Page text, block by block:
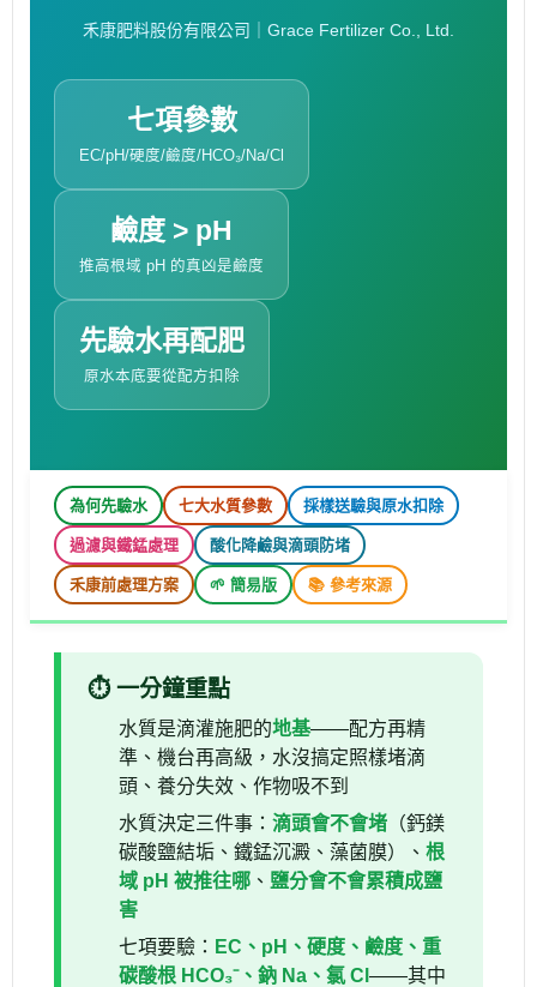
禾康肥料股份有限公司｜Grace Fertilizer Co., Ltd.
七項參數
EC/pH/硬度/鹼度/HCO₃/Na/Cl
鹼度 > pH
推高根域 pH 的真凶是鹼度
先驗水再配肥
原水本底要從配方扣除
為何先驗水 七大水質參數 採樣送驗與原水扣除
過濾與鐵錳處理 酸化降鹼與滴頭防堵
禾康前處理方案 🌱 簡易版 📚 參考來源
⏱ 一分鐘重點
水質是滴灌施肥的地基——配方再精
準、機台再高級，水沒搞定照樣堵滴
頭、養分失效、作物吸不到
水質決定三件事： 滴頭會不會堵 （鈣鎂
碳酸鹽結垢、鐵錳沉澱、藻菌膜）、 根
域 pH 被推往哪 、 鹽分會不會累積成鹽
害
七項要驗： EC、pH、硬度、鹼度、重
碳酸根 HCO₃⁻、鈉 Na、氯 Cl ——其中